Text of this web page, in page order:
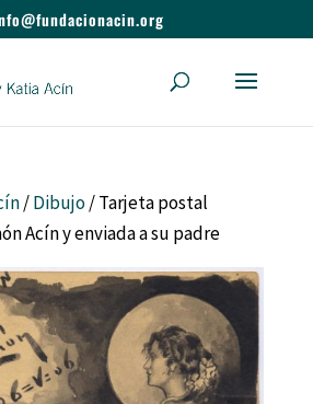
/Dibujo/ Tarjeta postal
Acín y enviada a su padre